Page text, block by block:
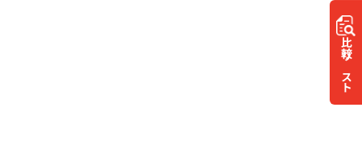
比較
リスト